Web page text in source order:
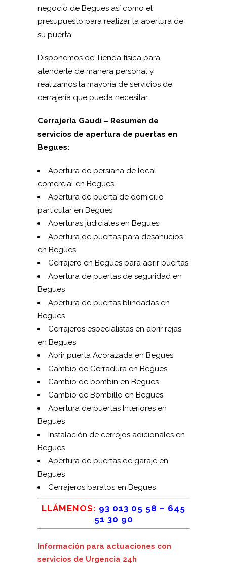
negocio de Begues así como el
presupuesto para realizar la apertura de
su puerta.
Disponemos de Tienda física para
atenderle de manera personal y
realizamos la mayoría de servicios de
cerrajería que pueda necesitar.
Cerrajería Gaudí – Resumen de
servicios de apertura de puertas en
Begues:
Apertura de persiana de local
comercial en Begues
Apertura de puerta de domicilio
particular en Begues
Aperturas judiciales en Begues
Apertura de puertas para desahucios
en Begues
Cerrajero en Begues para abrir puertas
Apertura de puertas de seguridad en
Begues
Apertura de puertas blindadas en
Begues
Cerrajeros especialistas en abrir rejas
en Begues
Abrir puerta Acorazada en Begues
Cambio de Cerradura en Begues
Cambio de bombín en Begues
Cambio de Bombillo en Begues
Apertura de puertas Interiores en
Begues
Instalación de cerrojos adicionales en
Begues
Apertura de puertas de garaje en
Begues
Cerrajeros baratos en Begues
LLÁMENOS: 93 013 05 58 – 645
51 30 90
Información para actuaciones con
servicios de Urgencia 24h